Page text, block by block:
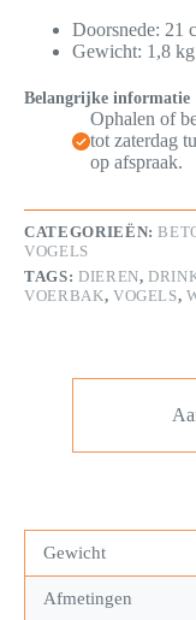
Doorsnede: 21
Gewicht: 1,8 kg
Belangrijke informatie
Ophalen of
tot zaterdag
op afspraak.
CATEGORIEËN:
VOGELS
TAGS: DIEREN,
VOERBAK, VOGELS,
Gewicht
Afmetingen